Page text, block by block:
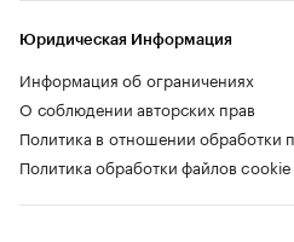
Юридическая Информация
Информация об ограничениях
О соблюдении авторских прав
Политика в отношении обработки
Политика обработки файлов cookie